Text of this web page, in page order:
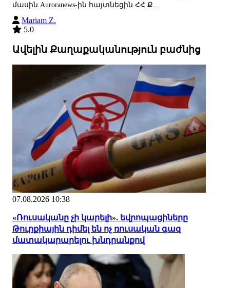
մասին Auroranews-ին հայտնեցին ՀՀ Ք...
Mariam Z.
5.0
Ավելին Քաղաքականություն բաժնից
07.08.2026 10:38
«Ռուսականը չի կարելի». եվրոպացիները
Թուրքիային դիմել են ոչ ռուսական գազ
մատակարարելու խնդրանքով